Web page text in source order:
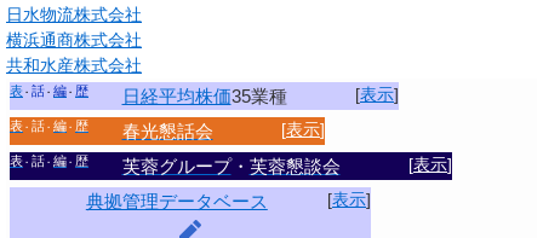
日水物流株式会社
横浜通商株式会社
共和水産株式会社
[表示]
表 話 編 歴 日経平均株価35業種
[表示]
表 話 編 歴 春光懇話会
[表示]
表 話 編 歴 芙蓉グループ・ 芙蓉懇談会
[表示]
典拠管理データベース